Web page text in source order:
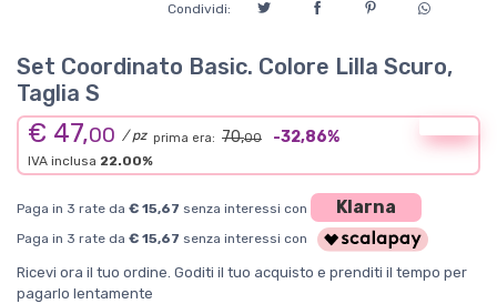
Condividi:
Set Coordinato Basic. Colore Lilla Scuro,
Taglia S
€ 47,00 / pz prima era: 70,00 -32,86%
IVA inclusa 22.00%
Paga in 3 rate da € 15,67 senza interessi con Klarna
Paga in 3 rate da € 15,67 senza interessi con
Ricevi ora il tuo ordine. Goditi il tuo acquisto e prenditi il tempo per
pagarlo lentamente